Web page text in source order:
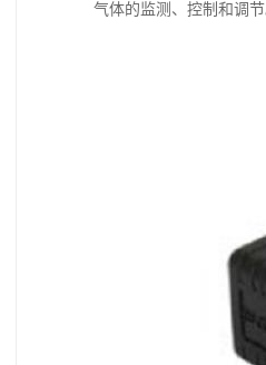
气体的监测、控制和调